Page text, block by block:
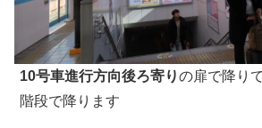
10号車進行方向後ろ寄りの扉で降りて
階段で降ります